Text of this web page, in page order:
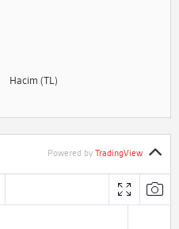
Hacim (TL)
Powered by TradingView